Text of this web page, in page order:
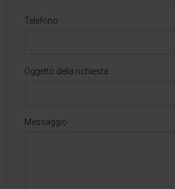
Telefono
Oggetto della richiesta
Messaggio